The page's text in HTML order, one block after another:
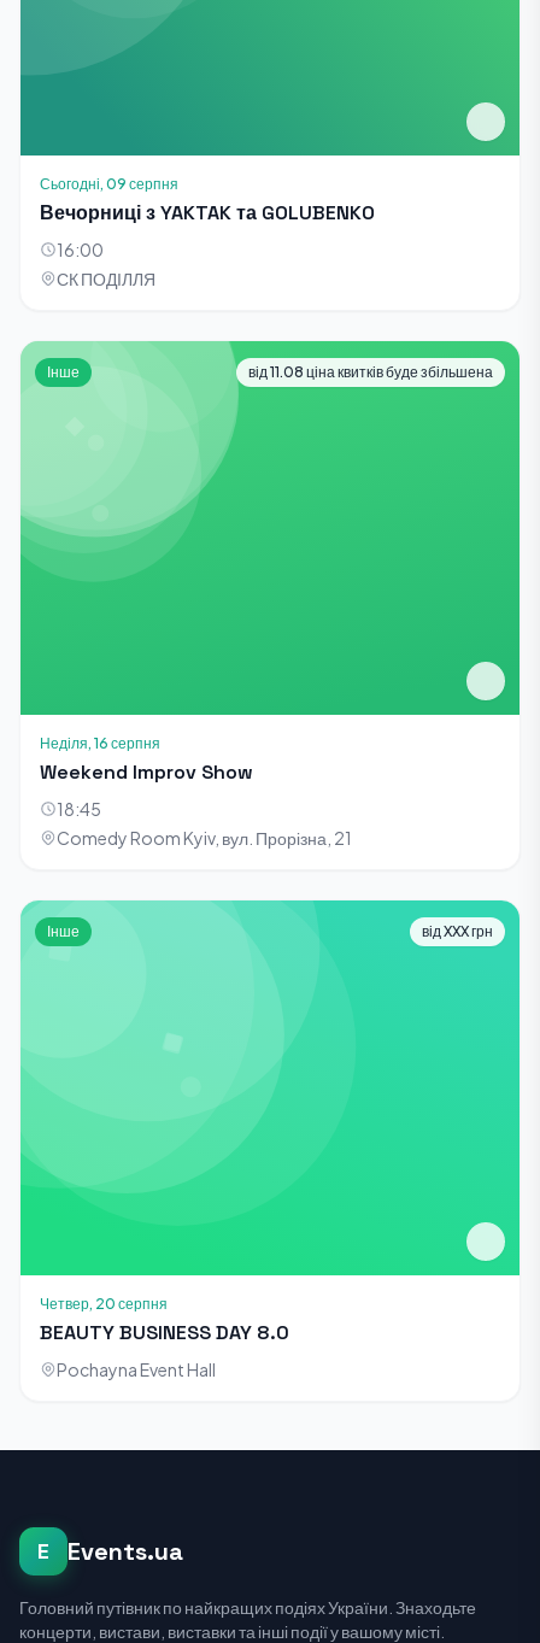
Сьогодні, 09 серпня
Вечорниці з YAKTAK та GOLUBENKO
16:00
СК ПОДІЛЛЯ
Інше від 11.08 ціна квитків буде збільшена
Неділя, 16 серпня
Weekend Improv Show
18:45
Comedy Room Kyiv, вул. Прорізна, 21
Інше від XXX грн
Четвер, 20 серпня
BEAUTY BUSINESS DAY 8.0
Pochayna Event Hall
E Events.ua
Головний путівник по найкращих подіях України. Знаходьте
концерти, вистави, виставки та інші події у вашому місті.